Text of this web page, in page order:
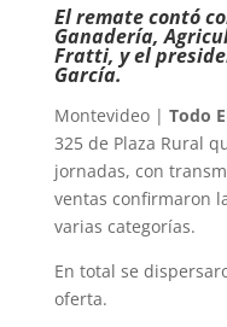
El remate contó
Ganadería,
Fratti, y el
García.
Montevideo | Todo
325 de Plaza Rural
jornadas, con
ventas confirmaron
varias categorías.
En total se
oferta.